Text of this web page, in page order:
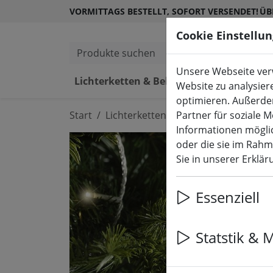
VORMITTAGS BESTELLT, SOFORT VERSENDET!
Produkte suchen
Lichterketten & Beleuchtung
Start Lichterketten & Beleuchtung
Cookie
Unsere Webseite
Website zu
optimieren.
Partner für soziale
Informationen
oder die sie im
Sie in unserer
Essenziell
Statstik &